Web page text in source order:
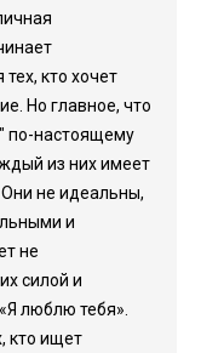
кто хочет
Но главное, что
по-настоящему
из них имеет
не идеальны,
и
не
силой и
люблю тебя».
кто ищет